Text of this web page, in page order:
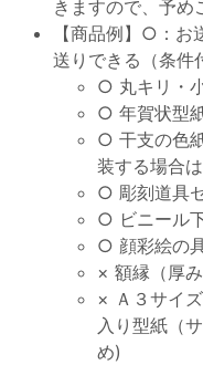
きますので、予め
【商品例】○：
送りできる（条件
○ 丸キリ・
○ 年賀状型
○ 干支の色
装する場合
○ 彫刻道具
○ ビニール
○ 顔彩絵の
× 額縁（厚
× Ａ３サイ
入り型紙（
め)